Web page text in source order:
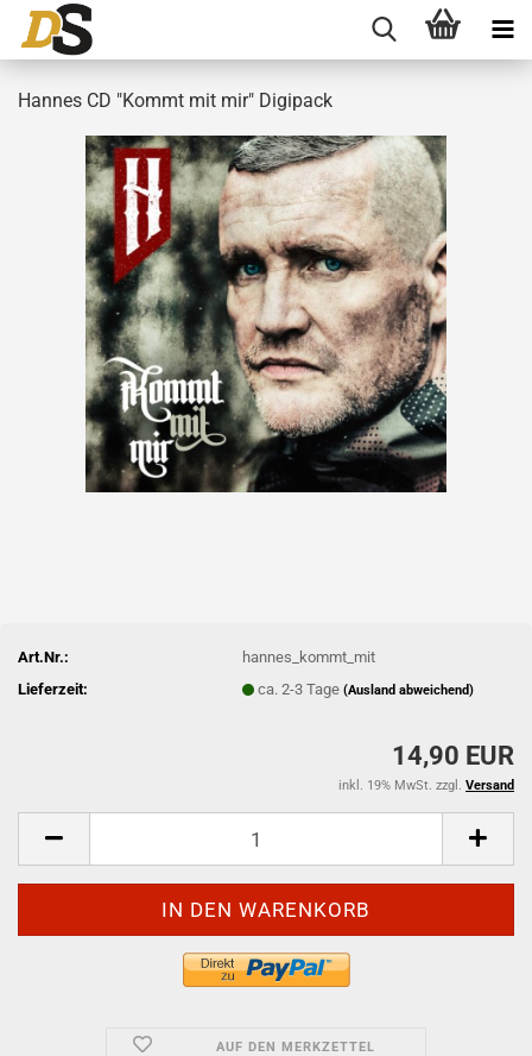
Hannes CD "Kommt mit mir" Digipack
Art.Nr.:
hannes_kommt_mit
Lieferzeit:
ca. 2-3 Tage(Ausland abweichend)
14,90 EUR
inkl. 19% MwSt. zzgl. Versand
AUF DEN MERKZETTEL